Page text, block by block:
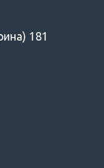
181